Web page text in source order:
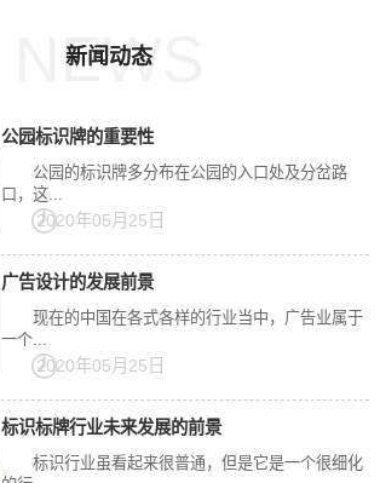
新闻动态
NEWS
公园标识牌的重要性
公园的标识牌多分布在公园的入口处及分岔路
口，这...
2020年05月25日
广告设计的发展前景
现在的中国在各式各样的行业当中，广告业属于
一个...
2020年05月25日
标识标牌行业未来发展的前景
标识行业虽看起来很普通，但是它是一个很细化